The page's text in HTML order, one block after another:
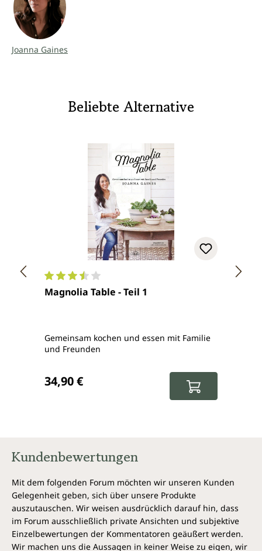
Joanna Gaines
Beliebte Alternative
Durchschnittliche Bewertung von 3.6 von 5
Magnolia Table - Teil 1
Gemeinsam kochen und essen mit Familie
und Freunden
34,90 €
Kundenbewertungen
Mit dem folgenden Forum möchten wir unseren Kunden
Gelegenheit geben, sich über unsere Produkte
auszutauschen. Wir weisen ausdrücklich darauf hin, dass
im Forum ausschließlich private Ansichten und subjektive
Einzelbewertungen der Kommentatoren geäußert werden.
Wir machen uns die Aussagen in keiner Weise zu eigen, wir